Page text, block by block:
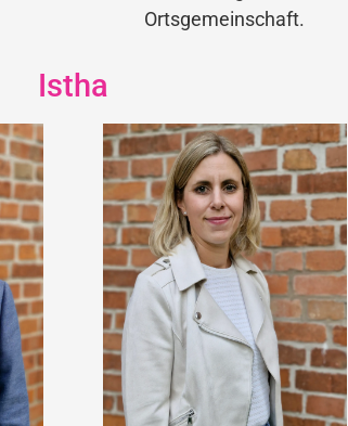
Ortsgemeinschaft.
Istha